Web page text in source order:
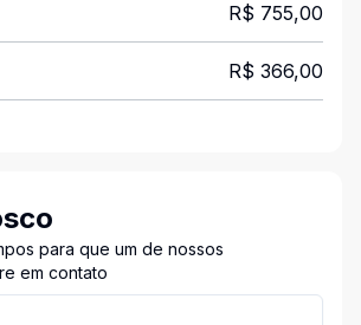
R$ 755,00
R$ 366,00
para que um de nossos
em contato